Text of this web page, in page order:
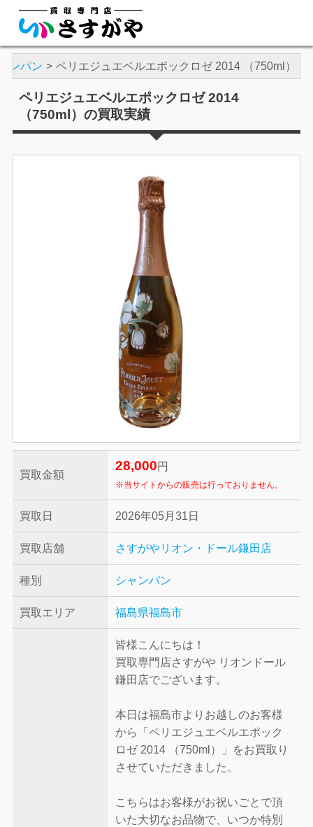
ンパン ペリエジュエベルエポックロゼ 2014 （750ml）
ペリエジュエベルエポックロゼ 2014
（750ml）の買取実績
買取金額
28,000 円
※当サイトからの販売は行っておりません。
買取日 2026年05月31日
買取店舗 さすがやリオン・ドール鎌田店
種別 シャンパン
買取エリア 福島県福島市
皆様こんにちは！
買取専門店さすがや リオンドール
鎌田店でございます。
本日は福島市よりお越しのお客様
から「ペリエジュエベルエポック
ロゼ 2014 （750ml）」をお買取り
させていただきました。
こちらはお客様がお祝いごとで頂
いた大切なお品物で、いつか特別